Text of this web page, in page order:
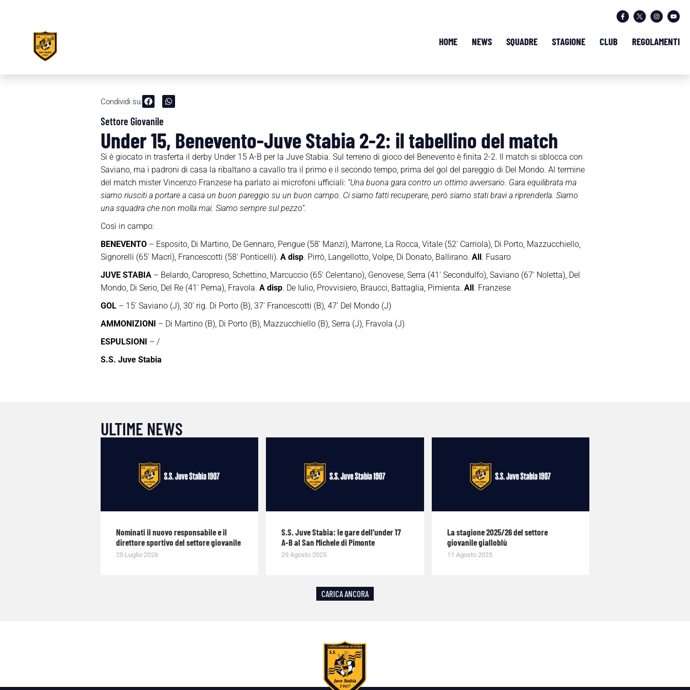
HOME NEWS SQUADRE STAGIONE CLUB REGOLAMENTI
Condividi su:
Settore Giovanile
Under 15, Benevento-Juve Stabia 2-2: il tabellino del match
Si è giocato in trasferta il derby Under 15 A-B per la Juve Stabia. Sul terreno di gioco del Benevento è finita 2-2. Il match si sblocca con
Saviano, ma i padroni di casa la ribaltano a cavallo tra il primo e il secondo tempo, prima del gol del pareggio di Del Mondo. Al termine
del match mister Vincenzo Franzese ha parlato ai microfoni ufficiali: “Una buona gara contro un ottimo avversario. Gara equilibrata ma
siamo riusciti a portare a casa un buon pareggio su un buon campo. Ci siamo fatti recuperare, però siamo stati bravi a riprenderla. Siamo
una squadra che non molla mai. Siamo sempre sul pezzo”.
Così in campo:
BENEVENTO– Esposito, Di Martino, De Gennaro, Pengue (58′ Manzi), Marrone, La Rocca, Vitale (52′ Carriola), Di Porto, Mazzucchiello,
Signorelli (65′ Macrì), Francescotti (58′ Ponticelli). A disp. Pirrò, Langellotto, Volpe, Di Donato, Ballirano. All. Fusaro
JUVE STABIA– Belardo, Caropreso, Schettino, Marcuccio (65′ Celentano), Genovese, Serra (41′ Secondulfo), Saviano (67′ Noletta), Del
Mondo, Di Serio, Del Re (41′ Perna), Fravola. A disp. De Iulio, Provvisiero, Braucci, Battaglia, Pimienta. All. Franzese
GOL– 15′ Saviano (J), 30′ rig. Di Porto (B), 37′ Francescotti (B), 47′ Del Mondo (J)
AMMONIZIONI – Di Martino (B), Di Porto (B), Mazzucchiello (B), Serra (J), Fravola (J)
ESPULSIONI – /
S.S. Juve Stabia
ULTIME NEWS
Nominati il nuovo responsabile e il
direttore sportivo del settore giovanile
25 Luglio 2026
S.S. Juve Stabia: le gare dell’under 17
A-B al San Michele di Pimonte
29 Agosto 2025
La stagione 2025/26 del settore
giovanile gialloblù
11 Agosto 2025
CARICA ANCORA